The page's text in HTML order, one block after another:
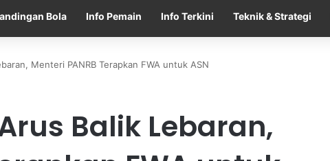
Bola Info Pemain Info Terkini Teknik & Strategi
Menteri PANRB Terapkan FWA untuk ASN
Balik Lebaran,